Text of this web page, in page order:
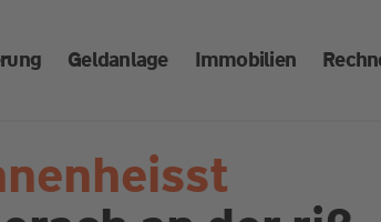
Geldanlage Immobilien